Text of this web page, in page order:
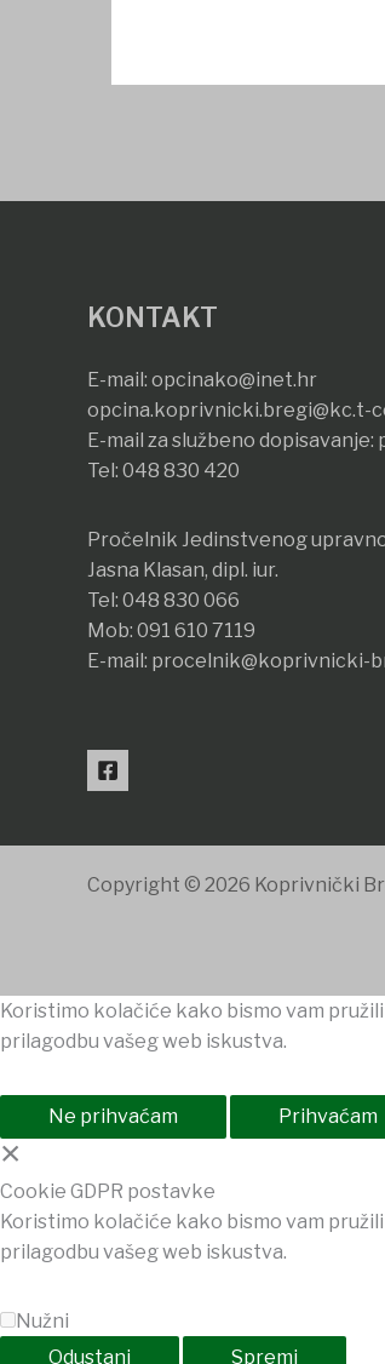
KONTAKT
E-mail: opcinako@inet.hr
opcina.koprivnicki.bregi@kc.t-
E-mail za službeno dopisavanje:
Tel: 048 830 420
Pročelnik Jedinstvenog
Jasna Klasan, dipl. iur.
Tel: 048 830 066
Mob: 091 610 7119
E-mail: procelnik@koprivnicki-
Copyright © 2026 Koprivnički
Koristimo kolačiće kako bismo vam
prilagodbu vašeg web iskustva.
Ne prihvaćam Prihvaćam
×
Cookie GDPR postavke
Koristimo kolačiće kako bismo vam
prilagodbu vašeg web iskustva.
Nužni
Odustani
Spremi